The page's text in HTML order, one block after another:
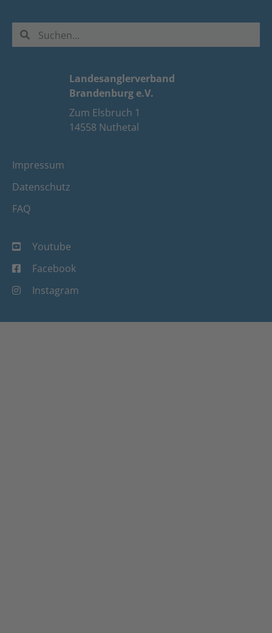
Landesanglerverband
Brandenburg e.V.
Zum Elsbruch 1
14558 Nuthetal
Impressum
Datenschutz
FAQ
Youtube
Facebook
Instagram